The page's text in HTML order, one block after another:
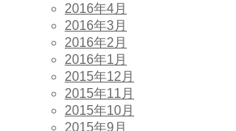
2016年4月
2016年3月
2016年2月
2016年1月
2015年12月
2015年11月
2015年10月
2015年9月